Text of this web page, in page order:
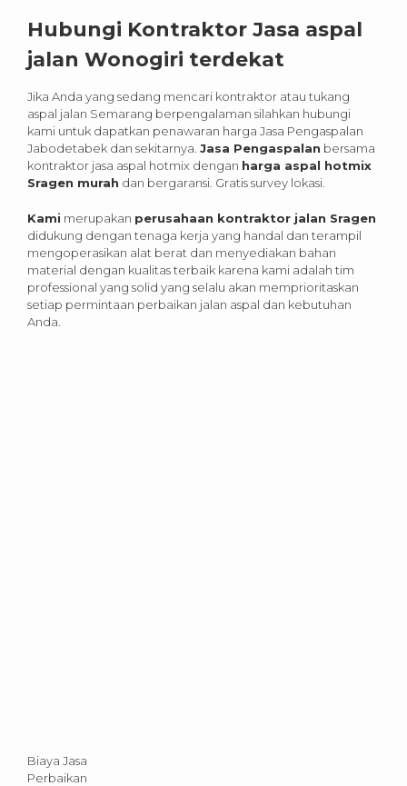
Hubungi Kontraktor Jasa aspal
jalan Wonogiri terdekat
Jika Anda yang sedang mencari kontraktor atau tukang
aspal jalan Semarang berpengalaman silahkan hubungi
kami untuk dapatkan penawaran harga Jasa Pengaspalan
Jabodetabek dan sekitarnya. Jasa Pengaspalan bersama
kontraktor jasa aspal hotmix dengan harga aspal hotmix
Sragen murah dan bergaransi. Gratis survey lokasi.
Kami merupakan perusahaan kontraktor jalan Sragen
didukung dengan tenaga kerja yang handal dan terampil
mengoperasikan alat berat dan menyediakan bahan
material dengan kualitas terbaik karena kami adalah tim
professional yang solid yang selalu akan memprioritaskan
setiap permintaan perbaikan jalan aspal dan kebutuhan
Anda.
Biaya Jasa
Perbaikan